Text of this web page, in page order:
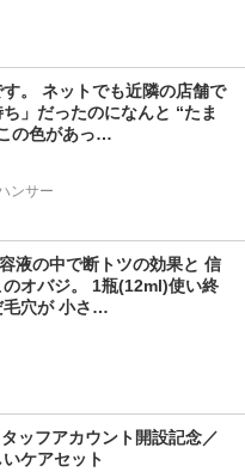
。 ネットでも近隣の店舗で
」だったのになんと “たま
の色があっ…
ンサー
液の中で断トツの効果と 信
オバジ。 1瓶(12ml)使い終
毛穴が 小さ…
ッフアカウント開設記念／
ケアセット